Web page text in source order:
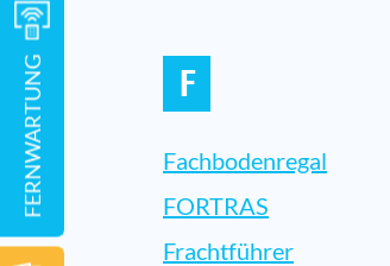
F
Fachbodenregal
FORTRAS
Frachtführer
FERNWARTUNG